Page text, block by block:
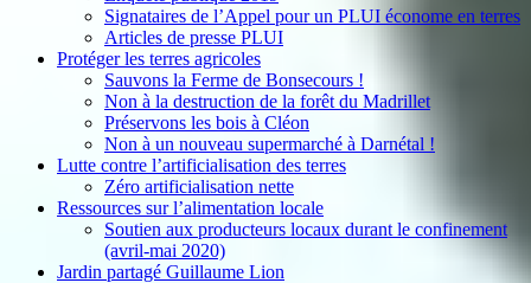
Signataires de l’Appel pour un PLUI économe en terres
Articles de presse PLUI
Protéger les terres agricoles
Sauvons la Ferme de Bonsecours !
Non à la destruction de la forêt du Madrillet
Préservons les bois à Cléon
Non à un nouveau supermarché à Darnétal !
Lutte contre l’artificialisation des terres
Zéro artificialisation nette
Ressources sur l’alimentation locale
Soutien aux producteurs locaux durant le confinement
(avril-mai 2020)
Jardin partagé Guillaume Lion